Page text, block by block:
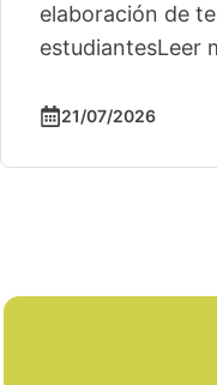
elaboración de
estudiantesLeer
21/07/2026